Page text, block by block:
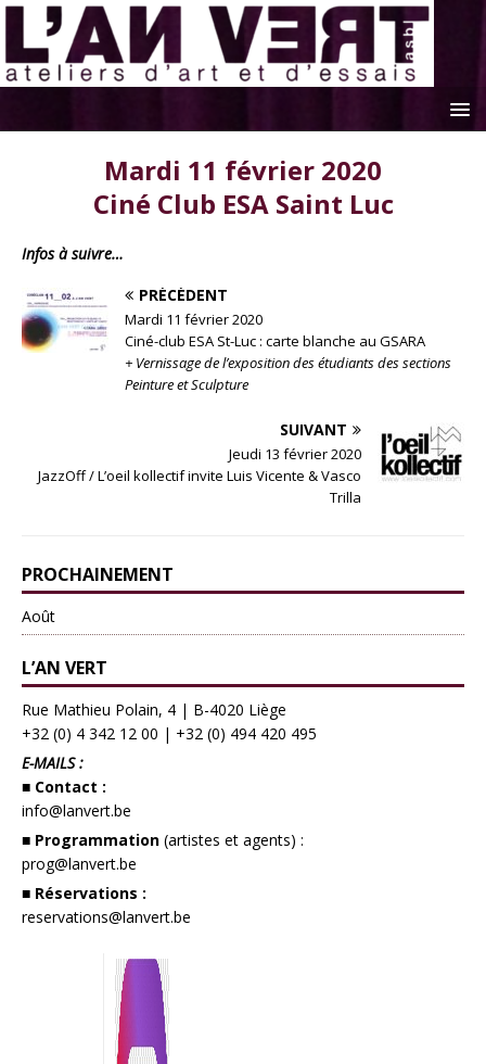
Mardi 11 février 2020
Ciné Club ESA Saint Luc
Infos à suivre…
PRÉCÉDENT
Mardi 11 février 2020
Ciné-club ESA St-Luc : carte blanche au GSARA
+ Vernissage de l’exposition des étudiants des sections
Peinture et Sculpture
SUIVANT
Jeudi 13 février 2020
JazzOff / L’oeil kollectif invite Luis Vicente & Vasco
Trilla
PROCHAINEMENT
Août
L’AN VERT
Rue Mathieu Polain, 4 | B-4020 Liège
+32 (0) 4 342 12 00 | +32 (0) 494 420 495
E-MAILS :
■ Contact :
info@lanvert.be
■ Programmation (artistes et agents) :
prog@lanvert.be
■ Réservations :
reservations@lanvert.be